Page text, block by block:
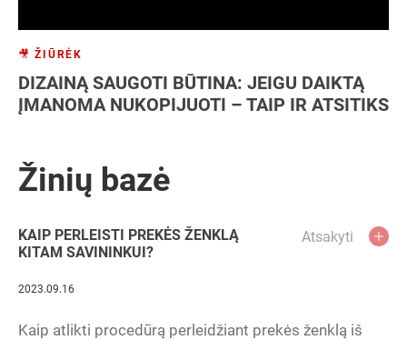
🎥 ŽIŪRĖK
DIZAINĄ SAUGOTI BŪTINA: JEIGU DAIKTĄ
ĮMANOMA NUKOPIJUOTI – TAIP IR ATSITIKS
Žinių bazė
KAIP PERLEISTI PREKĖS ŽENKLĄ
KITAM SAVININKUI?
Atsakyti
2023.09.16
Kaip atlikti procedūrą perleidžiant prekės ženklą iš